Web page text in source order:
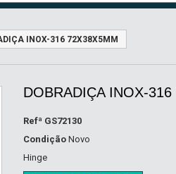
INOX-316 72X38X5MM
DOBRADIÇA INOX-
Refª GS72130
Condição Novo
Hinge